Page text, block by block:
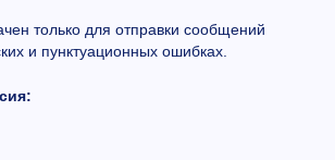
только для отправки сообщений
и пунктуационных ошибках.